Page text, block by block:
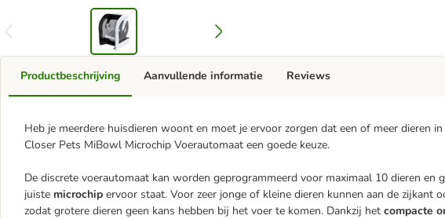
Productbeschrijving
Heb je meerdere huisdieren woont en moet je ervoor zorgen dat een of meer dieren
Closer Pets MiBowl Microchip Voerautomaat een goede keuze.
De discrete voerautomaat kan worden geprogrammeerd voor maximaal 10 dieren en
juiste microchip ervoor staat. Voor zeer jonge of kleine dieren kunnen aan de zijkant
zodat grotere dieren geen kans hebben bij het voer te komen. Dankzij het compacte
Aanvullende informatie Reviews